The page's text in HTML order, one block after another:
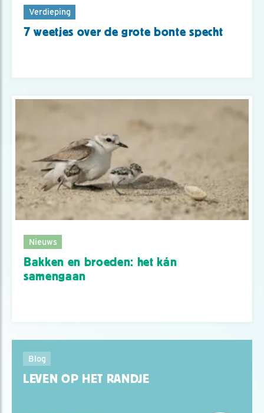
Verdieping
7 weetjes over de grote bonte specht
Nieuws
Bakken en broeden: het kán
samengaan
Blog
LEVEN OP HET RANDJE